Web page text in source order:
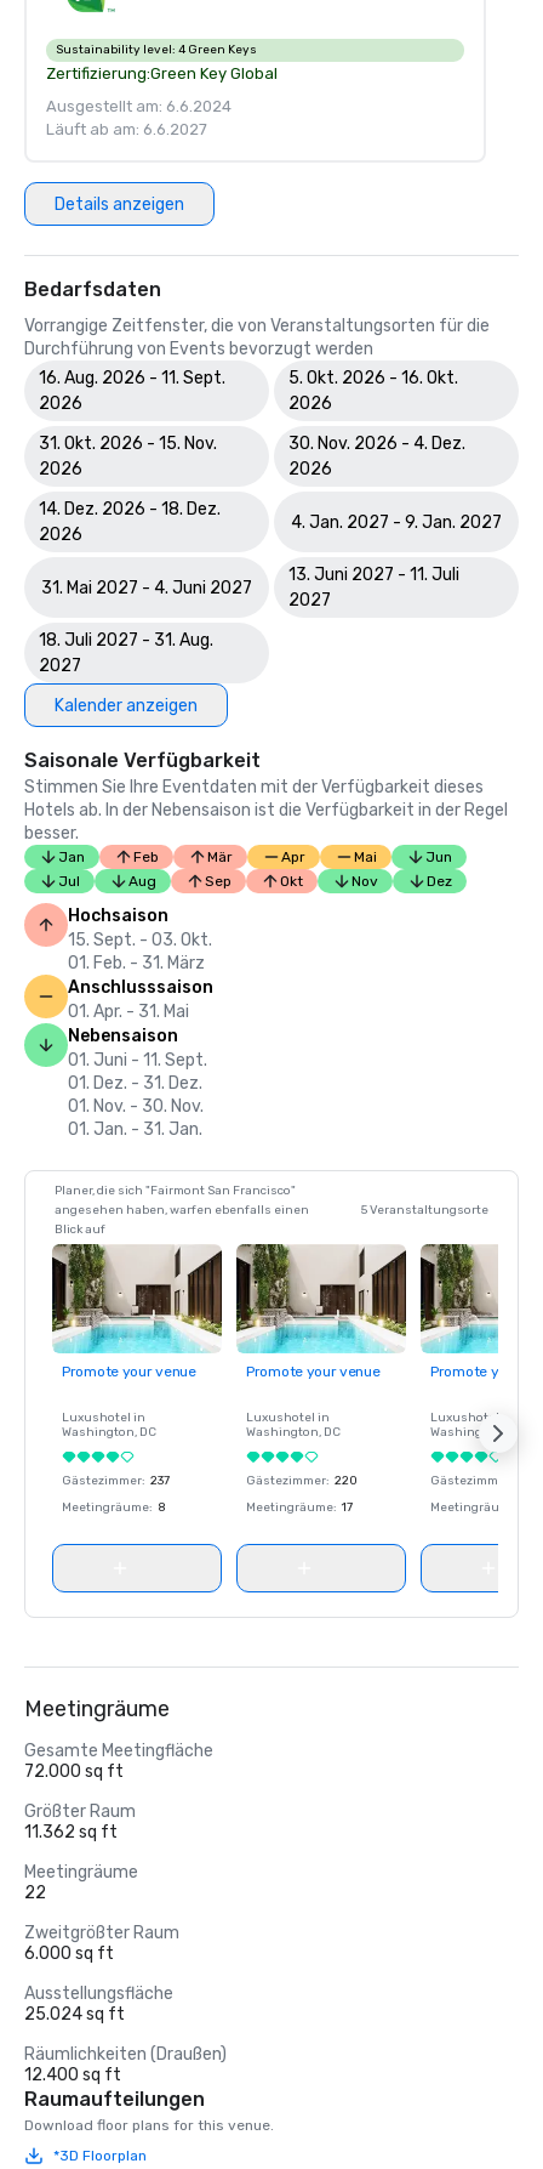
Sustainability level: 4 Green Keys
Zertifizierung:Green Key Global
Ausgestellt am: 6.6.2024
Läuft ab am: 6.6.2027
Details anzeigen
Bedarfsdaten
Vorrangige Zeitfenster, die von Veranstaltungsorten für die
Durchführung von Events bevorzugt werden
16. Aug. 2026 - 11. Sept.
2026
5. Okt. 2026 - 16. Okt.
2026
31. Okt. 2026 - 15. Nov.
2026
30. Nov. 2026 - 4. Dez.
2026
14. Dez. 2026 - 18. Dez.
2026
4. Jan. 2027 - 9. Jan. 2027
31. Mai 2027 - 4. Juni 2027
13. Juni 2027 - 11. Juli
2027
18. Juli 2027 - 31. Aug.
2027
Kalender anzeigen
Saisonale Verfügbarkeit
Stimmen Sie Ihre Eventdaten mit der Verfügbarkeit dieses
Hotels ab. In der Nebensaison ist die Verfügbarkeit in der Regel
besser.
Jan Feb Mär Apr Mai
Jun
Jul
Aug Sep Okt Nov Dez
Hochsaison
15. Sept. - 03. Okt.
01. Feb. - 31. März
Anschlusssaison
01. Apr. - 31. Mai
Nebensaison
01. Juni - 11. Sept.
01. Dez. - 31. Dez.
01. Nov. - 30. Nov.
01. Jan. - 31. Jan.
Planer, die sich "Fairmont San Francisco"
angesehen haben, warfen ebenfalls einen
Blick auf
5 Veranstaltungsorte
Promote your venue
Luxushotel in
Washington, DC
Gästezimmer: 237
Meetingräume: 8
Promote your venue
Luxushotel in
Washington, DC
Gästezimmer: 220
Meetingräume: 17
Promote your
Luxushotel in
Washington
Gästezimmer
Meetingräume
Meetingräume
Gesamte Meetingfläche
72.000 sq ft
Größter Raum
11.362 sq ft
Meetingräume
22
Zweitgrößter Raum
6.000 sq ft
Ausstellungsfläche
25.024 sq ft
Räumlichkeiten (Draußen)
12.400 sq ft
Raumaufteilungen
Download floor plans for this venue.
*3D Floorplan